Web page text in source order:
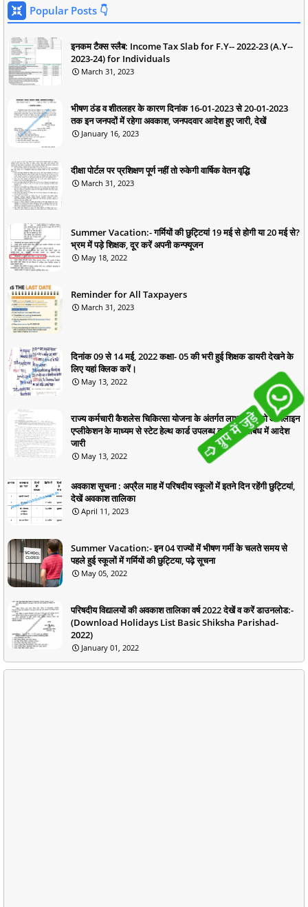
Popular Posts 👇
इनकम टैक्स स्लैब: Income Tax Slab for F.Y-- 2022-23 (A.Y--
2023-24) for Individuals
March 31, 2023
भीषण ठंड व शीतलहर के कारण दिनांक 16-01-2023 से 20-01-2023
तक इन जनपदों में रहेगा अवकाश, जनपदवार आदेश हुए जारी, देखें
January 16, 2023
दीक्षा पोर्टल पर प्रशिक्षण पूर्ण नहीं तो रुकेगी वार्षिक वेतन वृद्धि
March 31, 2023
Summer Vacation:- गर्मियों की छुट्टियां 19 मई से होगी या 20 मई से?
भ्रम में पड़े शिक्षक, दूर करें अपनी कन्फ्यूजन
May 18, 2022
Reminder for All Taxpayers
March 31, 2023
दिनांक 09 से 14 मई, 2022 कक्षा- 05 की भरी हुई शिक्षक डायरी देखने के
लिए यहां क्लिक करें।
May 13, 2022
राज्य कर्मचारी कैशलेस चिकित्सा योजना के अंतर्गत लाभार्थियों को ऑनलाइन
एप्लीकेशन के माध्यम से स्टेट हेल्थ कार्ड उपलब्ध कराने के संबंध में आदेश
जारी
May 13, 2022
अवकाश सूचना : अप्रैल माह में परिषदीय स्कूलों में इतने दिन रहेंगी छुट्टियां,
देखें अवकाश तालिका
April 11, 2023
Summer Vacation:- इन 04 राज्यों में भीषण गर्मी के चलते समय से
पहले हुई स्कूलों में गर्मियों की छुट्टिया, पढ़े सूचना
May 05, 2022
परिषदीय विद्यालयों की अवकाश तालिका वर्ष 2022 देखें व करें डाउनलोड:-
(Download Holidays List Basic Shiksha Parishad-
2022)
January 01, 2022